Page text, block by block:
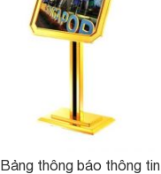
Bảng thông báo thông tin